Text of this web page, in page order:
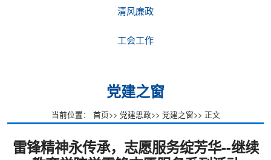
清风廉政
工会工作
党建之窗
当前位置： 首页>> 党建思政>> 党建之窗>> 正文
雷锋精神永传承，志愿服务绽芳华--继续